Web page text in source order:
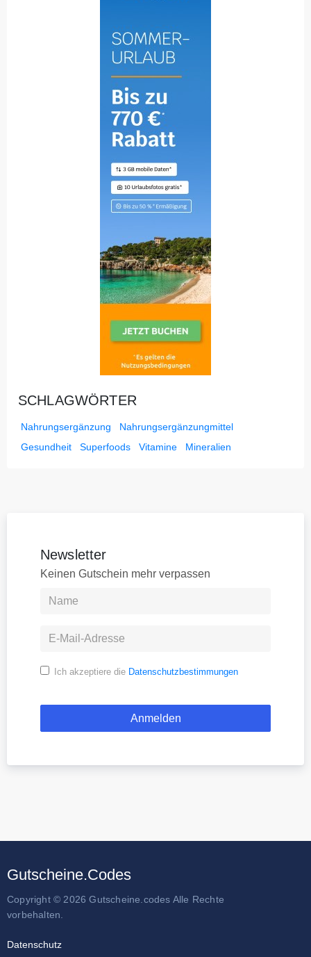
SCHLAGWÖRTER
Nahrungsergänzung
Nahrungsergänzungmittel
Gesundheit
Superfoods Vitamine Mineralien
Newsletter
Keinen Gutschein mehr verpassen
Ich akzeptiere die Datenschutzbestimmungen
Gutscheine.Codes
Copyright © 2026 Gutscheine.codes Alle Rechte
vorbehalten.
Datenschutz